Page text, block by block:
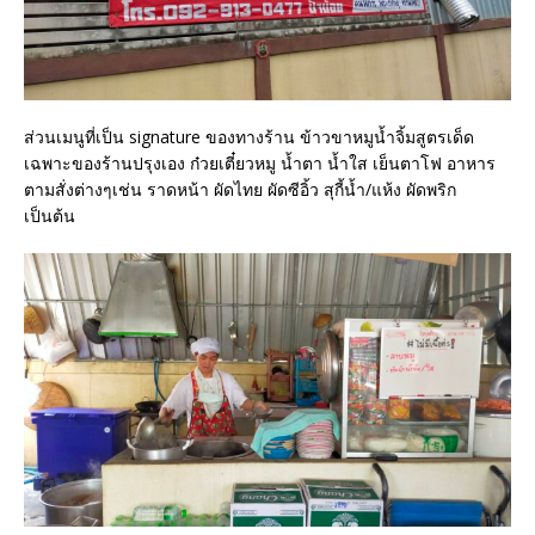
ส่วนเมนูที่เป็น signature ของทางร้าน ข้าวขาหมูน้ำจิ้มสูตรเด็ด
เฉพาะของร้านปรุงเอง ก๋วยเตี๋ยวหมู น้ำตา น้ำใส เย็นตาโฟ อาหาร
ตามสั่งต่างๆเช่น ราดหน้า ผัดไทย ผัดซีอิ้ว สุกี้น้ำ/แห้ง ผัดพริก
เป็นต้น